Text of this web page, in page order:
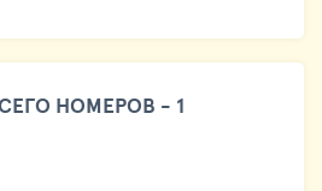
НОМЕРОВ - 1